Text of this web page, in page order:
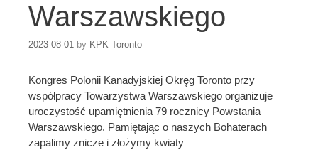
Warszawskiego
2023-08-01 by KPK Toronto
Kongres Polonii Kanadyjskiej Okręg Toronto przy
współpracy Towarzystwa Warszawskiego organizuje
uroczystość upamiętnienia 79 rocznicy Powstania
Warszawskiego. Pamiętając o naszych Bohaterach
zapalimy znicze i złożymy kwiaty